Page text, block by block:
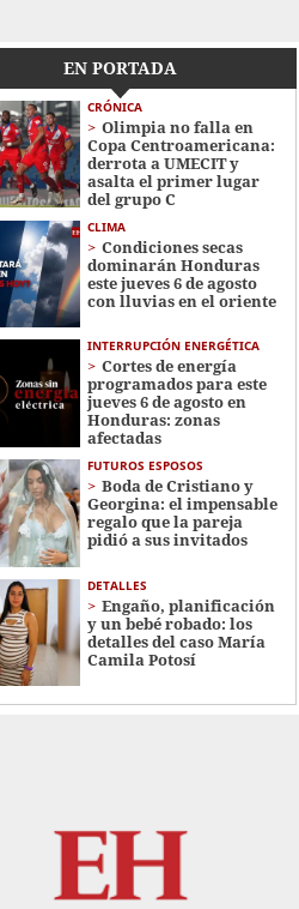
EN PORTADA
CRÓNICA
Olimpia no falla en
Copa Centroamericana:
derrota a UMECIT y
asalta el primer lugar
del grupo C
CLIMA
Condiciones secas
dominarán Honduras
este jueves 6 de agosto
con lluvias en el oriente
INTERRUPCIÓN ENERGÉTICA
Cortes de energía
programados para este
jueves 6 de agosto en
Honduras: zonas
afectadas
FUTUROS ESPOSOS
Boda de Cristiano y
Georgina: el impensable
regalo que la pareja
pidió a sus invitados
DETALLES
Engaño, planificación
y un bebé robado: los
detalles del caso María
Camila Potosí